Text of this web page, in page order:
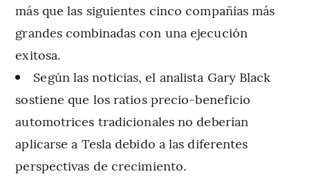
más que las siguientes cinco compañías más
grandes combinadas con una ejecución
exitosa.
Según las noticias, el analista Gary Black
sostiene que los ratios precio-beneficio
automotrices tradicionales no deberían
aplicarse a Tesla debido a las diferentes
perspectivas de crecimiento.